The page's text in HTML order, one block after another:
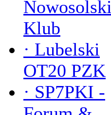
Nowosolski
Klub
· Lubelski
OT20 PZK
· SP7PKI -